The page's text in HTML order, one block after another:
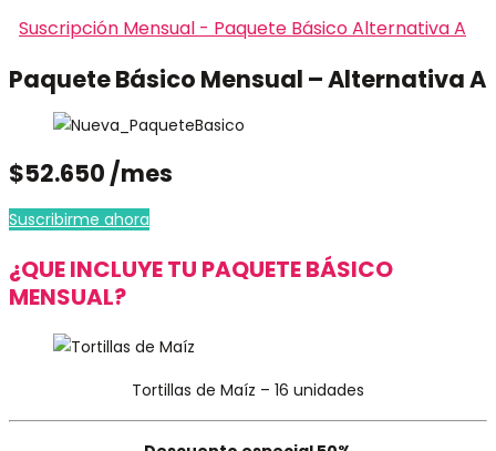
Suscripción Mensual - Paquete Básico Alternativa A
Paquete Básico Mensual – Alternativa A
$52.650 /mes
Suscribirme ahora
¿QUE INCLUYE TU PAQUETE BÁSICO
MENSUAL?
Tortillas de Maíz – 16 unidades